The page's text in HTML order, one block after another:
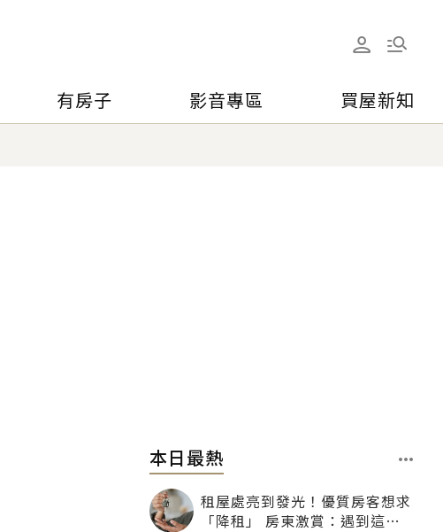
有房子 影音專區 買屋新知
本日最熱
租屋處亮到發光！優質房客想求
「降租」 房東激賞：遇到這種